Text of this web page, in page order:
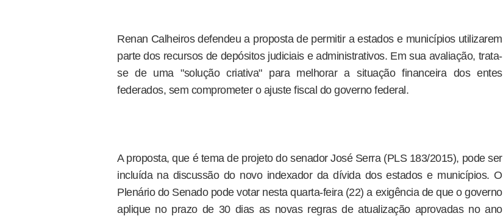
Renan Calheiros defendeu a proposta de permitir a estados e municípios utilizarem
parte dos recursos de depósitos judiciais e administrativos. Em sua avaliação, trata-
se de uma "solução criativa" para melhorar a situação financeira dos entes
federados, sem comprometer o ajuste fiscal do governo federal.
A proposta, que é tema de projeto do senador José Serra (PLS 183/2015), pode ser
incluída na discussão do novo indexador da dívida dos estados e municípios. O
Plenário do Senado pode votar nesta quarta-feira (22) a exigência de que o governo
aplique no prazo de 30 dias as novas regras de atualização aprovadas no ano